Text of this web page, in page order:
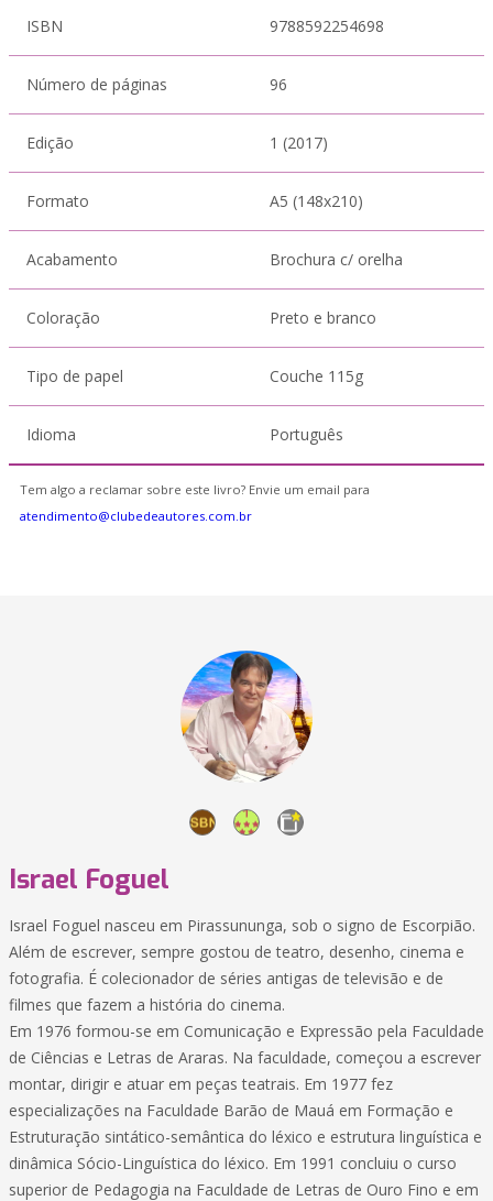
ISBN 9788592254698
Número de páginas 96
Edição 1 (2017)
Formato A5 (148x210)
Acabamento Brochura c/ orelha
Coloração Preto e branco
Tipo de papel Couche 115g
Idioma Português
Tem algo a reclamar sobre este livro? Envie um email para
atendimento@clubedeautores.com.br
Israel Foguel
Israel Foguel nasceu em Pirassununga, sob o signo de Escorpião.
Além de escrever, sempre gostou de teatro, desenho, cinema e
fotografia. É colecionador de séries antigas de televisão e de
filmes que fazem a história do cinema.
Em 1976 formou-se em Comunicação e Expressão pela Faculdade
de Ciências e Letras de Araras. Na faculdade, começou a escrever
montar, dirigir e atuar em peças teatrais. Em 1977 fez
especializações na Faculdade Barão de Mauá em Formação e
Estruturação sintático-semântica do léxico e estrutura linguística e
dinâmica Sócio-Linguística do léxico. Em 1991 concluiu o curso
superior de Pedagogia na Faculdade de Letras de Ouro Fino e em